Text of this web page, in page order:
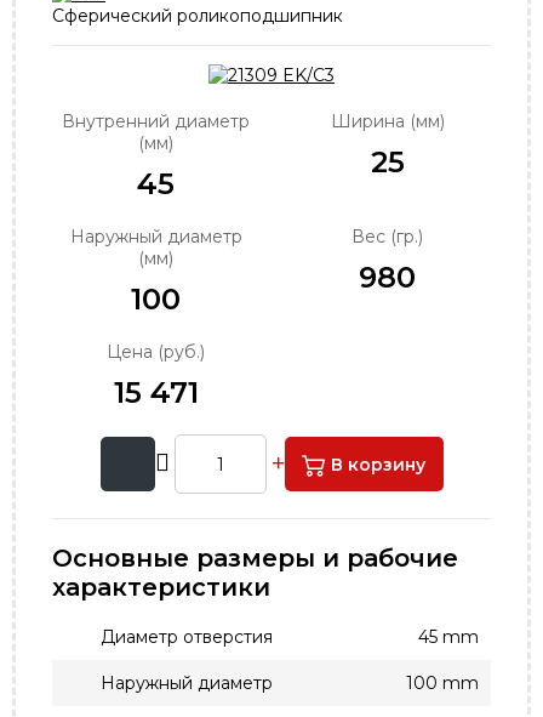
order@podshipnik-nn.ru
Сферический роликоподшипник
Внутренний диаметр
(мм)
45
Ширина (мм)
25
Наружный диаметр
(мм)
100
Вес (гр.)
980
Цена (руб.)
15 471
В корзину
Основные размеры и рабочие
характеристики
Диаметр отверстия 45 mm
Наружный диаметр 100 mm